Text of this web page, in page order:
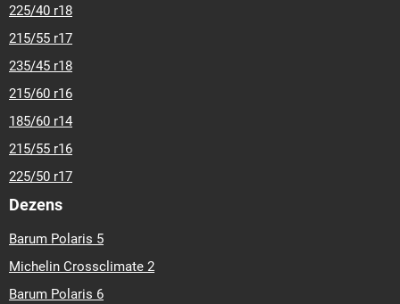
225/40 r18
215/55 r17
235/45 r18
215/60 r16
185/60 r14
215/55 r16
225/50 r17
Dezens
Barum Polaris 5
Michelin Crossclimate 2
Barum Polaris 6